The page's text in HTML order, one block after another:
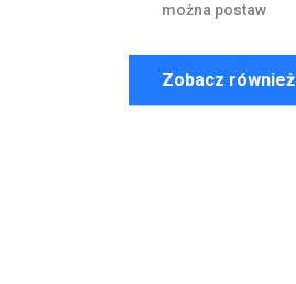
można postaw
Zobacz również